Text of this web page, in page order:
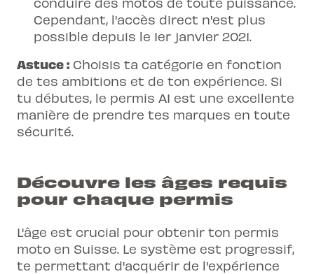
Cependant, l'accès direct n'est plus
possible depuis le 1er janvier 2021.
Astuce : Choisis ta catégorie en fonction
de tes ambitions et de ton expérience. Si
tu débutes, le permis A1 est une excellente
manière de prendre tes marques en toute
sécurité.
Découvre les âges requis
pour chaque permis
L'âge est crucial pour obtenir ton permis
moto en Suisse. Le système est progressif,
te permettant d'acquérir de l'expérience